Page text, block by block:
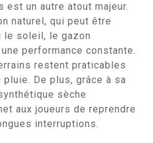
un autre atout majeur.
naturel, qui peut être
le soleil, le gazon
performance constante.
restent praticables
De plus, grâce à sa
sèche
aux joueurs de reprendre
interruptions.